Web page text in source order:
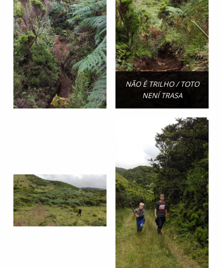
NÃO É TRILHO / TOTO
NENÍ TRASA